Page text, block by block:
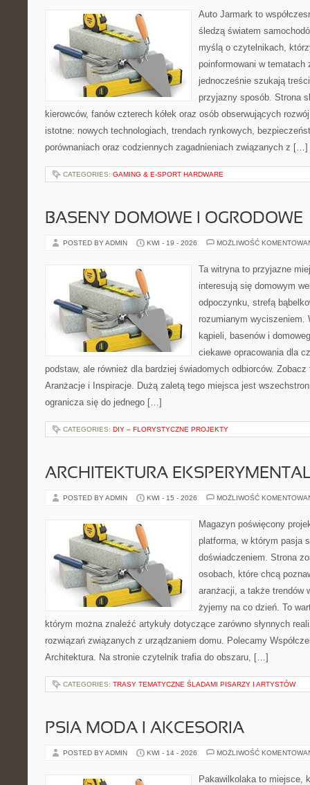
Auto Jarmark to
śledzą światem
myślą o czytelnikach,
poinformowani w
jednocześnie szukają
przyjazny sposób. Strona
kierowców, fanów czterech kółek oraz osób obserwujących
istotne: nowych technologiach, trendach rynkowych,
porównaniach oraz codziennych zagadnieniach związanych z […]
CATEGORIES: GAMING & E-SPORT HARDWARE
BASENY DOMOWE I OGRODOWE
POSTED BY ADMIN KWI - 19 - 2026 MOŻLIWOŚĆ
Ta witryna to przyjazne
interesują się domowym
odpoczynku, strefą
rozumianym wyciszeniem.
kąpieli, basenów i
ciekawe opracowania dla
podstaw, ale również dla bardziej świadomych odbiorców.
Aranżacje i Inspiracje. Dużą zaletą tego miejsca jest
ogranicza się do jednego […]
CATEGORIES: DIY – FLORYSTYCZNE PROJEKTY
ARCHITEKTURA
POSTED BY ADMIN KWI - 15 - 2026 MOŻLIWOŚĆ
Magazyn poświęcony
platforma, w którym pasja
doświadczeniem. Strona
osobach, które chcą
aranżacji, a także trendów
żyjemy na co dzień. To
którym można znaleźć artykuły dotyczące zarówno słynnych
rozwiązań związanych z urządzaniem domu. Polecamy
Architektura. Na stronie czytelnik trafia do obszaru, […]
CATEGORIES: TRASY TEMATYCZNE ŚLADAMI PISARZY I ARTYSTÓW
PSIA MODA I AKCESORIA
POSTED BY ADMIN KWI - 14 - 2026 MOŻLIWOŚĆ
Pakawilkolaka to miejsce,